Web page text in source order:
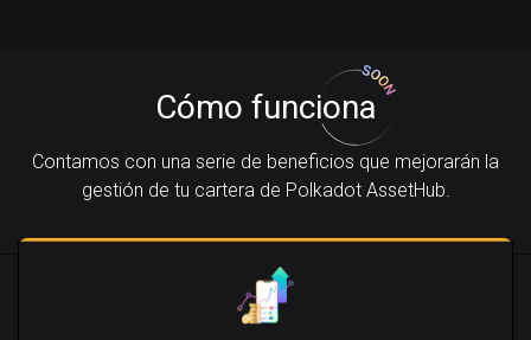
Cómo funciona
Contamos con una serie de beneficios que mejorarán la
gestión de tu cartera de Polkadot AssetHub.